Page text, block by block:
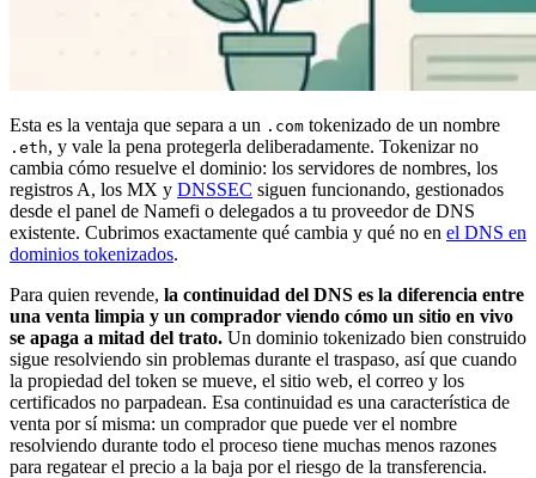
Esta es la ventaja que separa a un .com tokenizado de un nombre
.eth, y vale la pena protegerla deliberadamente. Tokenizar no
cambia cómo resuelve el dominio: los servidores de nombres, los
registros A, los MX y DNSSEC siguen funcionando, gestionados
desde el panel de Namefi o delegados a tu proveedor de DNS
existente. Cubrimos exactamente qué cambia y qué no en el DNS en
dominios tokenizados.
Para quien revende, la continuidad del DNS es la diferencia entre
una venta limpia y un comprador viendo cómo un sitio en vivo
se apaga a mitad del trato. Un dominio tokenizado bien construido
sigue resolviendo sin problemas durante el traspaso, así que cuando
la propiedad del token se mueve, el sitio web, el correo y los
certificados no parpadean. Esa continuidad es una característica de
venta por sí misma: un comprador que puede ver el nombre
resolviendo durante todo el proceso tiene muchas menos razones
para regatear el precio a la baja por el riesgo de la transferencia.